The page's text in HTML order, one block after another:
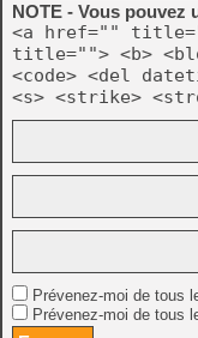
NOTE - Vous pouvez
<a href=""
title=""> <b>
<code> <del
<s> <strike>
Prévenez-moi de tous
Prévenez-moi de tous